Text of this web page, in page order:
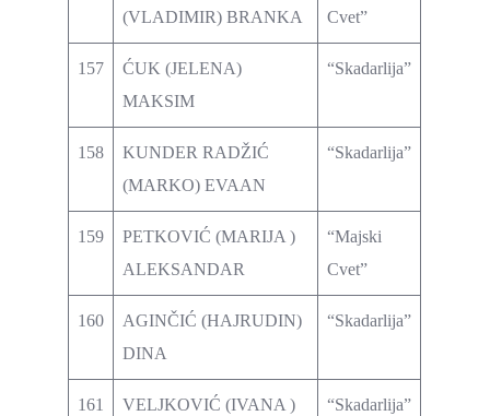
(VLADIMIR) BRANKA
Cvet”
157
ĆUK (JELENA)
MAKSIM
“Skadarlija”
158
KUNDER RADŽIĆ
(MARKO) EVAAN
“Skadarlija”
159
PETKOVIĆ (MARIJA )
ALEKSANDAR
“Majski
Cvet”
160
AGINČIĆ (HAJRUDIN)
DINA
“Skadarlija”
161
VELJKOVIĆ (IVANA )
“Skadarlija”